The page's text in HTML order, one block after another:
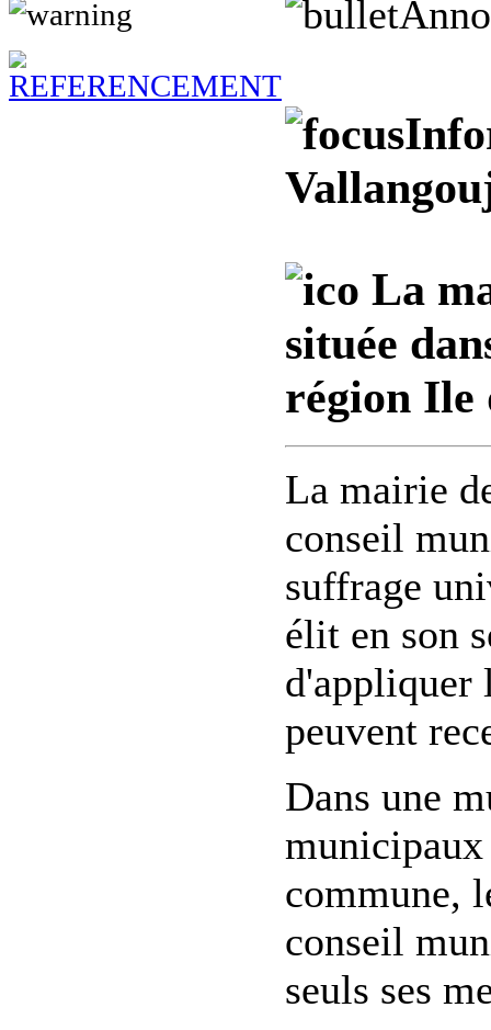
La
située
région Ile
La mairie
conseil
suffrage
élit en son
d'appliquer
peuvent
Dans une
commune,
conseil
seuls ses